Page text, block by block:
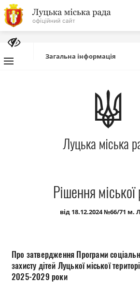
На
головну
Про місто
Міська влада
Міська рада
Публічна
Документи
Загальна інформація
Луцька міська
Рішення
від 18.12.2024 №66/71 м.
Про затвердження Програми
захисту дітей Луцької міської
2025-2029 роки